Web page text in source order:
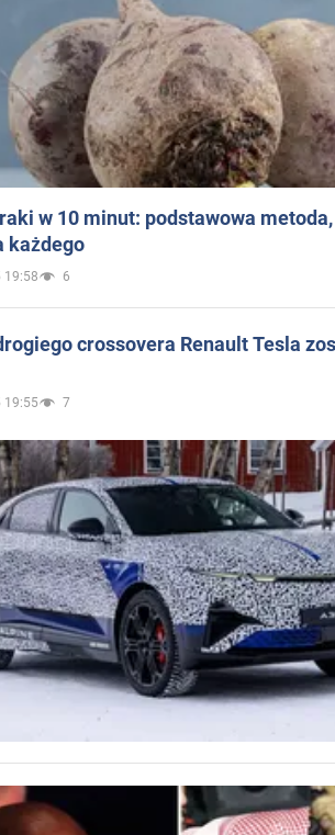
w 10 minut: podstawowa
każdego
19:58 6
crossovera Renault Tesla
19:55 7